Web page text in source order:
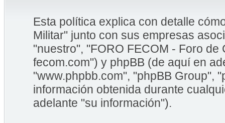
Esta política explica con detalle
Militar" junto con sus empresas
"nuestro", "FORO FECOM - Foro
fecom.com") y phpBB (de aquí en
"www.phpbb.com", "phpBB Group",
información obtenida durante
adelante "su información").